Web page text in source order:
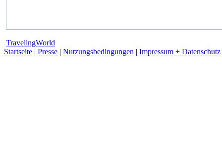
TravelingWorld
Startseite | Presse | Nutzungsbedingungen | Impressum + Datenschutz